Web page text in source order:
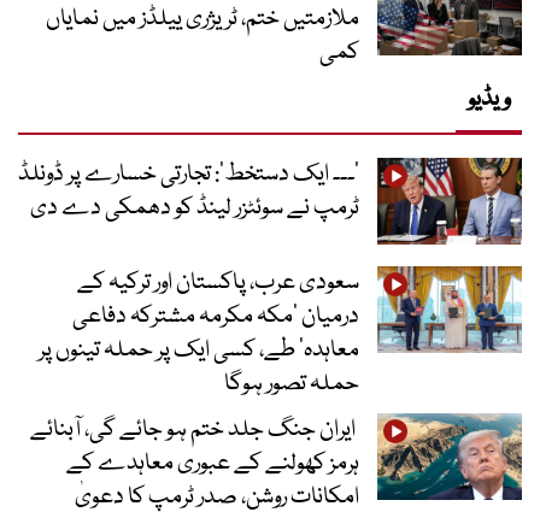
ملازمتیں ختم، ٹریژری ییلڈز میں نمایاں
کمی
ویڈیو
’۔۔۔ ایک دستخط‘: تجارتی خسارے پر ڈونلڈ
ٹرمپ نے سوئٹزر لینڈ کو دھمکی دے دی
سعودی عرب، پاکستان اور ترکیہ کے
درمیان ’مکہ مکرمہ مشترکہ دفاعی
معاہدہ‘ طے، کسی ایک پر حملہ تینوں پر
حملہ تصور ہوگا
ایران جنگ جلد ختم ہو جائے گی، آبنائے
ہرمز کھولنے کے عبوری معاہدے کے
امکانات روشن، صدر ٹرمپ کا دعویٰ